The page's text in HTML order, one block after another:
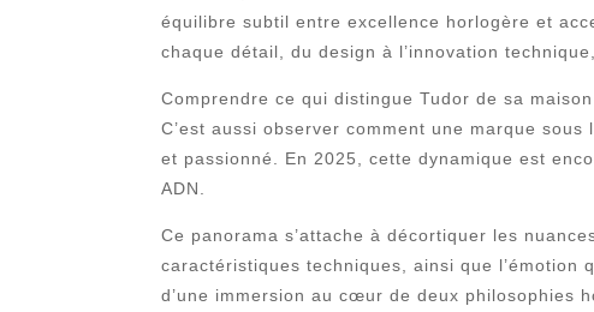
équilibre subtil entre excellence horlogère et
chaque détail, du design à l’innovation
Comprendre ce qui distingue Tudor de sa
C’est aussi observer comment une marque
et passionné. En 2025, cette dynamique est
ADN.
Ce panorama s’attache à décortiquer les
caractéristiques techniques, ainsi que l’émotion
d’une immersion au cœur de deux philosophies